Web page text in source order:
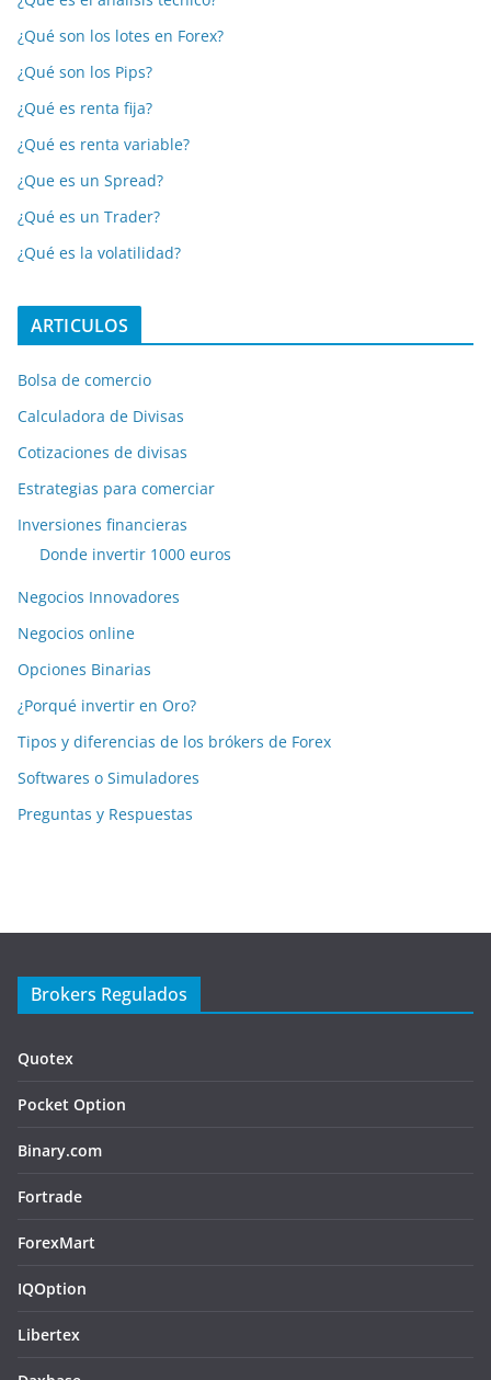
¿Qué son los lotes en Forex?
¿Qué son los Pips?
¿Qué es renta fija?
¿Qué es renta variable?
¿Que es un Spread?
¿Qué es un Trader?
¿Qué es la volatilidad?
ARTICULOS
Bolsa de comercio
Calculadora de Divisas
Cotizaciones de divisas
Estrategias para comerciar
Inversiones financieras
Donde invertir 1000 euros
Negocios Innovadores
Negocios online
Opciones Binarias
¿Porqué invertir en Oro?
Tipos y diferencias de los brókers de Forex
Softwares o Simuladores
Preguntas y Respuestas
Brokers Regulados
Quotex
Pocket Option
Binary.com
Fortrade
ForexMart
IQOption
Libertex